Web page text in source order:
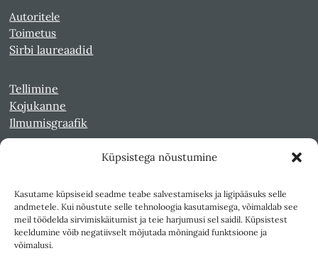
Küpsistega nõustumine
Kasutame küpsiseid seadme teabe salvestamiseks ja ligipääsuks selle
andmetele. Kui nõustute selle tehnoloogia kasutamisega, võimaldab see
meil töödelda sirvimiskäitumist ja teie harjumusi sel saidil. Küpsistest
keeldumine võib negatiivselt mõjutada mõningaid funktsioone ja
võimalusi.
Autoritele
Toimetus
Sirbi laureaadid
Tellimine
Kojukanne
Ilmumisgraafik
Kultuurileht 1994-1997
Reede 1989-1990
Sirp ja Vasar 1940-1989